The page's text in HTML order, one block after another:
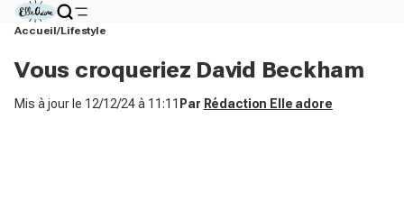
Accueil Lifestyle
Vous croqueriez David Beckham
Mis à jour le 12/12/24 à 11:11 Par Rédaction Elle adore